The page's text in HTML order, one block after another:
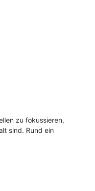
zu fokussieren,
sind. Rund ein